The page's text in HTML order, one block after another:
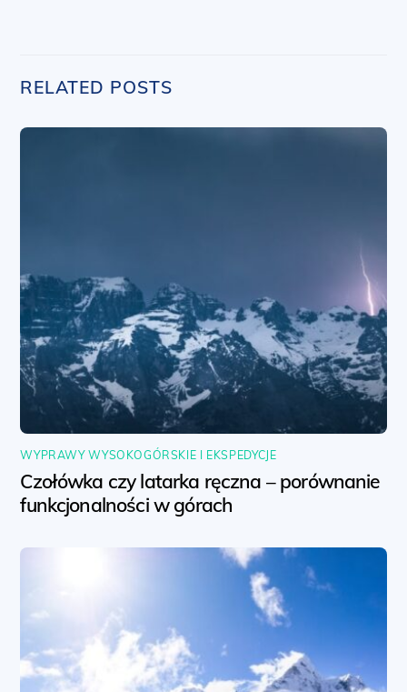
RELATED POSTS
WYPRAWY WYSOKOGÓRSKIE I EKSPEDYCJE
Czołówka czy latarka ręczna – porównanie
funkcjonalności w górach